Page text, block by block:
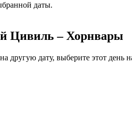
даты.
Цивиль – Хорнвары
дату, выберите этот день